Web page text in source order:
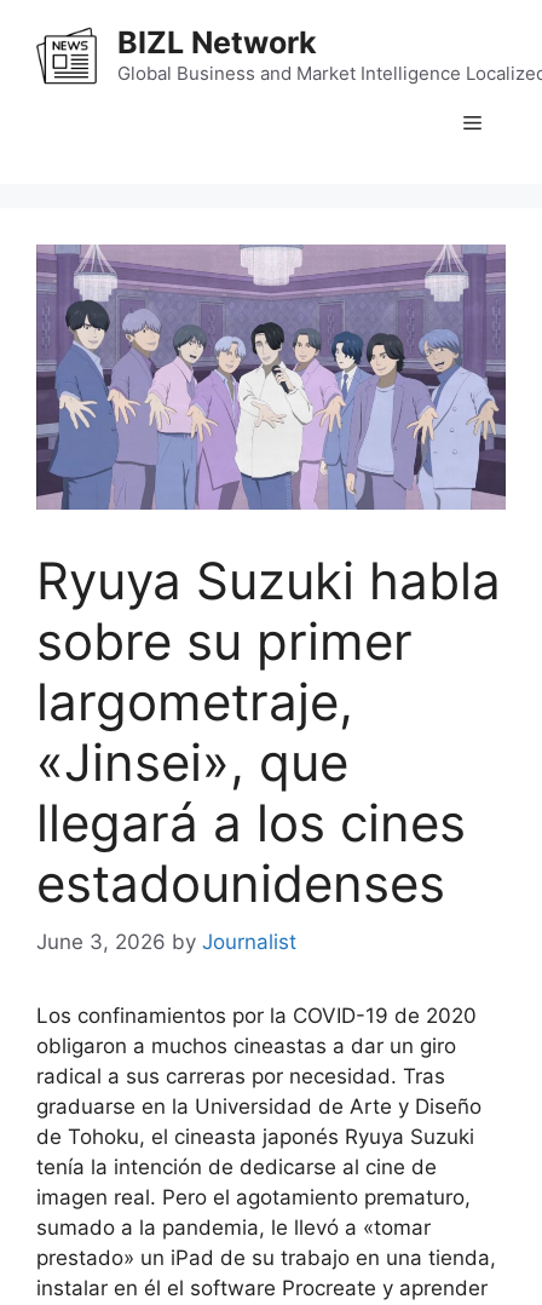
content
BIZL Network
Global Business and Market Intelligence
Menu
Ryuya Suzuki habla
sobre su primer
largometraje,
«Jinsei», que
llegará a los cines
estadounidenses
June 3, 2026 by Journalist
Los confinamientos por la COVID-19 de 2020
obligaron a muchos cineastas a dar un giro
radical a sus carreras por necesidad. Tras
graduarse en la Universidad de Arte y Diseño
de Tohoku, el cineasta japonés Ryuya Suzuki
tenía la intención de dedicarse al cine de
imagen real. Pero el agotamiento prematuro,
sumado a la pandemia, le llevó a «tomar
prestado» un iPad de su trabajo en una tienda,
instalar en él el software Procreate y aprender